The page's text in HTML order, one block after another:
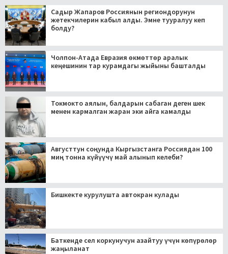
Садыр Жапаров Россиянын региондорунун
жетекчилерин кабыл алды. Эмне тууралуу кеп
болду?
Чолпон-Атада Евразия өкмөттөр аралык
кеңешинин тар курамдагы жыйыны башталды
Токмокто аялын, балдарын сабаган деген шек
менен кармалган жаран эки айга камалды
Августтун соңунда Кыргызстанга Россиядан 100
миң тонна күйүүчү май алынып келеби?
Бишкекте курулушта автокран кулады
Баткенде сел коркунучун азайтуу үчүн көпүрөлөр
жаңыланат